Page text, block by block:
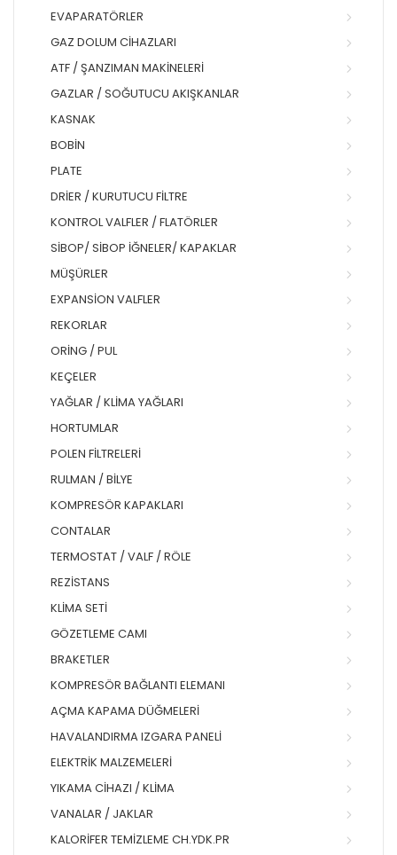
EVAPARATÖRLER
GAZ DOLUM CIHAZLARI
ATF / ŞANZIMAN MAKINELERI
GAZLAR / SOĞUTUCU AKIŞKANLAR
KASNAK
BOBIN
PLATE
DRIER / KURUTUCU FILTRE
KONTROL VALFLER / FLATÖRLER
SIBOP/ SIBOP İĞNELER/ KAPAKLAR
MÜŞÜRLER
EXPANSION VALFLER
REKORLAR
ORING / PUL
KEÇELER
YAĞLAR / KLIMA YAĞLARI
HORTUMLAR
POLEN FILTRELERI
RULMAN / BILYE
KOMPRESÖR KAPAKLARI
CONTALAR
TERMOSTAT / VALF / RÖLE
REZISTANS
KLIMA SETI
GÖZETLEME CAMI
BRAKETLER
KOMPRESÖR BAĞLANTI ELEMANI
AÇMA KAPAMA DÜĞMELERI
HAVALANDIRMA IZGARA PANELI
ELEKTRIK MALZEMELERI
YIKAMA CIHAZI / KLIMA
VANALAR / JAKLAR
KALORIFER TEMIZLEME CH.YDK.PR